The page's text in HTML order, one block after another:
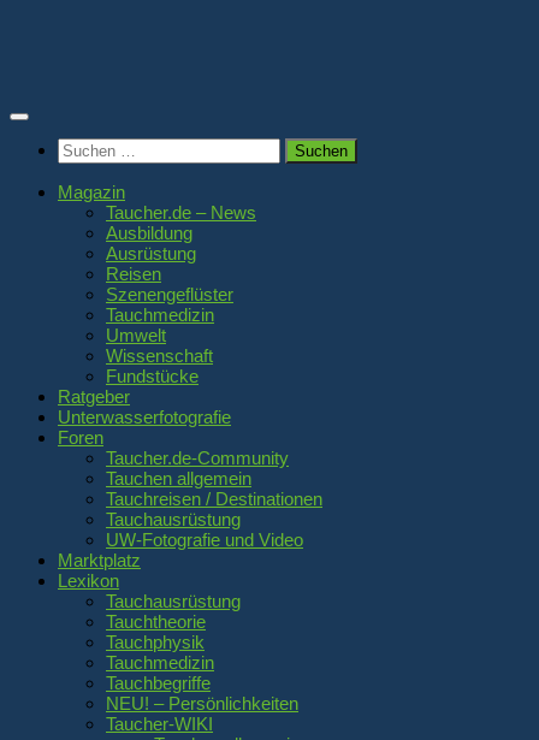
Suchen
nach:
Magazin
Taucher.de – News
Ausbildung
Ausrüstung
Reisen
Szenengeflüster
Tauchmedizin
Umwelt
Wissenschaft
Fundstücke
Ratgeber
Unterwasserfotografie
Foren
Taucher.de-Community
Tauchen allgemein
Tauchreisen / Destinationen
Tauchausrüstung
UW-Fotografie und Video
Marktplatz
Lexikon
Tauchausrüstung
Tauchtheorie
Tauchphysik
Tauchmedizin
Tauchbegriffe
NEU! – Persönlichkeiten
Taucher-WIKI